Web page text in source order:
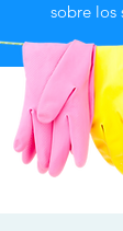
sobre los